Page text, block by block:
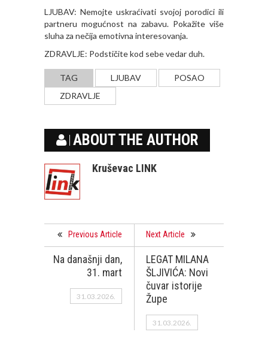
LJUBAV: Nemojte uskraćivati svojoj porodici ili
partneru mogućnost na zabavu. Pokažite više
sluha za nečija emotivna interesovanja.
ZDRAVLJE: Podstičite kod sebe vedar duh.
TAG LJUBAV
POSAO
ZDRAVLJE
ABOUT THE AUTHOR
Kruševac LINK
Previous Article
Na današnji dan,
31. mart
31.03.2026.
Next Article
LEGAT MILANA
ŠLJIVIĆA: Novi
čuvar istorije
Župe
31.03.2026.